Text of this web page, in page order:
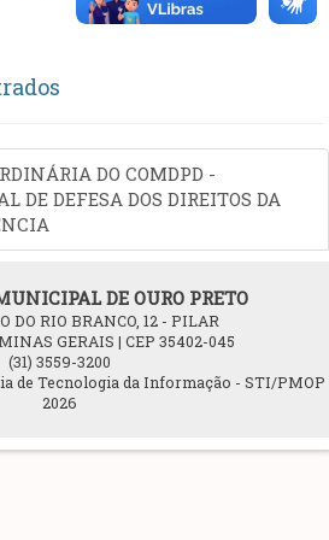
DO COMDPD -
DE DEFESA DOS DIREITOS DA
DE OURO PRETO
DO RIO BRANCO, 12 - PILAR
GERAIS | CEP 35402-045
(31) 3559-3200
de Tecnologia da Informação - STI/PMOP
2026